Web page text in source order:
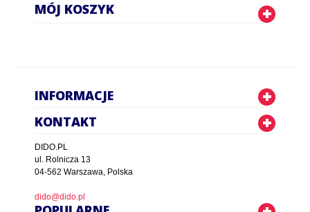
MÓJ KOSZYK
INFORMACJE
KONTAKT
DIDO.PL
ul. Rolnicza 13
04-562 Warszawa, Polska
dido@dido.pl